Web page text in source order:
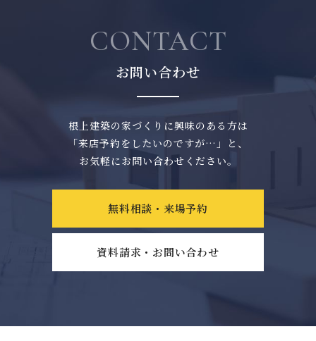
CONTACT
お問い合わせ
根上建築の家づくりに興味のある方は
「来店予約をしたいのですが…」と、
お気軽にお問い合わせください。
無料相談・来場予約
資料請求・お問い合わせ